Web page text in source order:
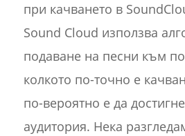
при качването в
Sound Cloud използва
подаване на песни към
колкото по-точно е
по-вероятно е да
аудитория. Нека